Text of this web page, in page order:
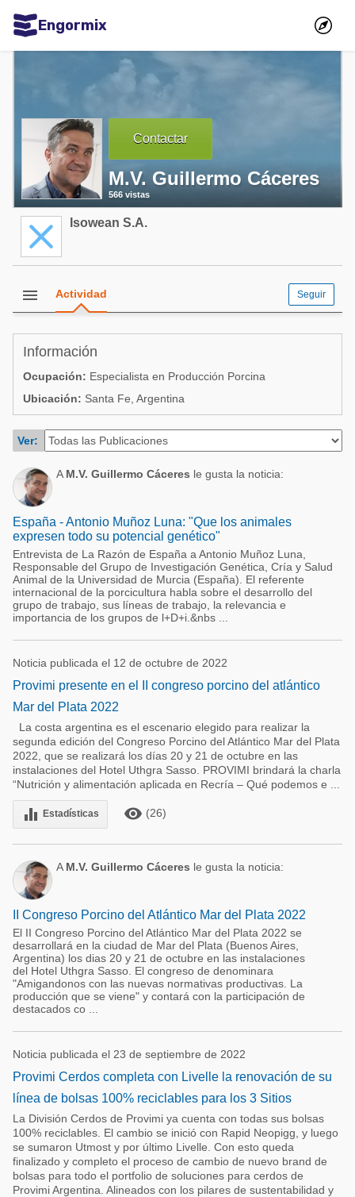
Engormix
Comunidades en español
Balanceados - Piensos
Avicultura
Ganadería
Lechería
Micotoxinas
Porcicultura
Mascotas
Micotoxinas
Avicultura
Porcicultura
Lechería
Balanceados - Piensos
Comunidades en portugués
Micotoxinas
Avicultura
Porcicultura
Ganadería
Lechería
Contactar
M.V. Guillermo Cáceres
566 vistas
Isowean S.A.
menu Actividad Seguir
Información
Ocupación: Especialista en Producción Porcina
Ubicación: Santa Fe, Argentina
Ver:
A M.V. Guillermo Cáceres le gusta la noticia:
España - Antonio Muñoz Luna: "Que los animales
expresen todo su potencial genético"
Entrevista de La Razón de España a Antonio Muñoz Luna,
Responsable del Grupo de Investigación Genética, Cría y Salud
Animal de la Universidad de Murcia (España). El referente
internacional de la porcicultura habla sobre el desarrollo del
grupo de trabajo, sus líneas de trabajo, la relevancia e
importancia de los grupos de l+D+i.&nbs ...
Noticia publicada el 12 de octubre de 2022
Provimi presente en el II congreso porcino del atlántico
Mar del Plata 2022
La costa argentina es el escenario elegido para realizar la
segunda edición del Congreso Porcino del Atlántico Mar del Plata
2022, que se realizará los días 20 y 21 de octubre en las
instalaciones del Hotel Uthgra Sasso. PROVIMI brindará la charla
“Nutrición y alimentación aplicada en Recría – Qué podemos e ...
equalizer Estadísticas remove_red_eye (26)
A M.V. Guillermo Cáceres le gusta la noticia:
II Congreso Porcino del Atlántico Mar del Plata 2022
El II Congreso Porcino del Atlántico Mar del Plata 2022 se
desarrollará en la ciudad de Mar del Plata (Buenos Aires,
Argentina) los dias 20 y 21 de octubre en las instalaciones
del Hotel Uthgra Sasso. El congreso de denominara
"Amigandonos con las nuevas normativas productivas. La
producción que se viene" y contará con la participación de
destacados co ...
Noticia publicada el 23 de septiembre de 2022
Provimi Cerdos completa con Livelle la renovación de su
línea de bolsas 100% reciclables para los 3 Sitios
La División Cerdos de Provimi ya cuenta con todas sus bolsas
100% reciclables. El cambio se inició con Rapid Neopigg, y luego
se sumaron Utmost y por último Livelle. Con esto queda
finalizado y completo el proceso de cambio de nuevo brand de
bolsas para todo el portfolio de soluciones para cerdos de
Provimi Argentina. Alineados con los pilares de sustentabilidad y